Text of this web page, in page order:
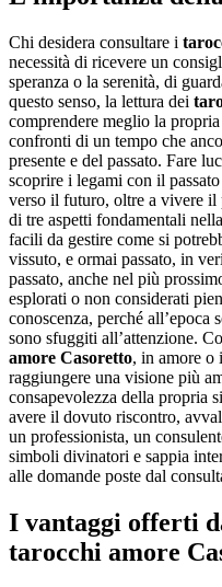
Chi desidera consultare i
necessità di ricevere un
speranza o la serenità, di
questo senso, la lettura dei
comprendere meglio la
confronti di un tempo che
presente e del passato. Fare
scoprire i legami con il
verso il futuro, oltre a vivere il
di tre aspetti fondamentali
facili da gestire come si
vissuto, e ormai passato, in
passato, anche nel più
esplorati o non considerati
conoscenza, perché
sono sfuggiti all’attenzione.
amore Casoretto, in amore o
raggiungere una visione più
consapevolezza della propria
avere il dovuto riscontro,
un professionista, un
simboli divinatori e sappia
alle domande poste dal
I vantaggi offerti
tarocchi amore